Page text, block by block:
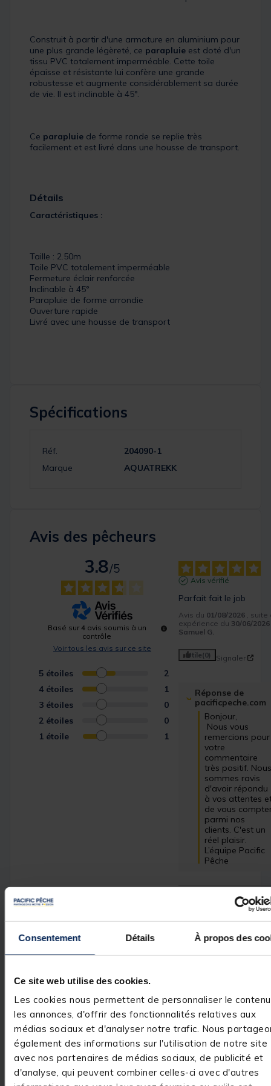
Consentement Détails À propos des
Ce site web utilise des cookies.
Les cookies nous permettent de personnaliser le
les annonces, d'offrir des fonctionnalités relatives aux
médias sociaux et d'analyser notre trafic. Nous
également des informations sur l'utilisation de notre site
avec nos partenaires de médias sociaux, de publicité et
d'analyse, qui peuvent combiner celles-ci avec d'autres
Construit à partir d'une armature en aluminium pour
une plus grande légèreté, ce parapluie est doté d'un
tissu PVC totalement imperméable. Cette toile
épaisse et résistante lui confère une grande
robustesse et augmente considérablement sa durée
de vie. Il est inclinable à 45°.
Ce parapluie de forme ronde se replie très
facilement et est livré dans une housse de transport.
Détails
Caractéristiques :
Taille : 2.50m
Toile PVC totalement imperméable
Fermeture éclair renforcée
Inclinable à 45°
Parapluie de forme arrondie
Ouverture rapide
Livré avec une housse de transport
Spécifications
Réf.
204090-1
Marque
AQUATREKK
Avis des pêcheurs
3.8
/5
Basé sur 4 avis soumis à un
contrôle
Voir tous les avis sur ce site
5 étoiles
2
4 étoiles
1
3 étoiles
0
2 étoiles
0
1 étoile 1
Avis vérifié
Parfait fait le job
Avis du 01/08/2026
,
expérience du 30/06/2026
Samuel G.
Utile(0) Signaler
Réponse de
pacificpeche.com
Bonjour,
remercions pour
votre
commentaire
très positif.
sommes ravis
d'avoir répondu
à vos attentes
de vous
parmi nos
clients. C'est un
réel plaisir.
L’équipe Pacific
Pêche
Decue lors de la
utilisation je voulais le
refermer en fin de
attention quand
dessus qu'il ce
Franchement je ne
pas
Avis du06/07/2026 , suite
expérience du
Philippe M.